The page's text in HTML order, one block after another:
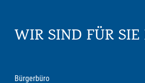
WIR SIND FÜR SIE
Bürgerbüro